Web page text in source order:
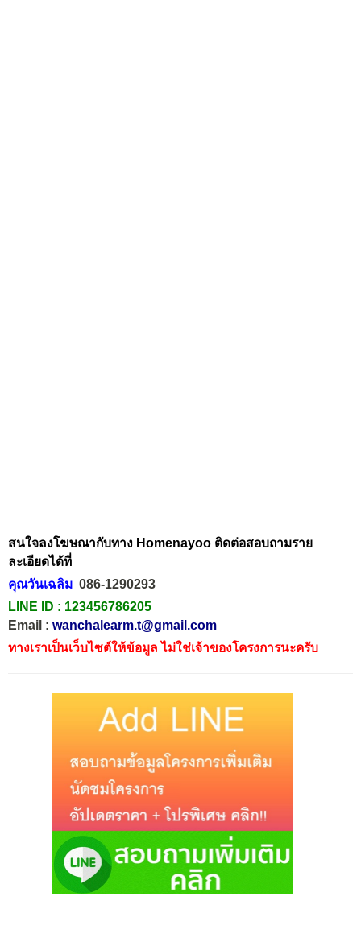
สนใจลงโฆษณากับทาง Homenayoo ติดต่อสอบถามราย
ละเอียดได้ที่
คุณวันเฉลิม 086-1290293
LINE ID : 123456786205
Email : wanchalearm.t@gmail.com
ทางเราเป็นเว็บไซต์ให้ข้อมูล ไม่ใช่เจ้าของโครงการนะครับ